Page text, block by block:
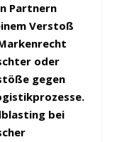
Partnern
Verstoß
oder
gegen
bei